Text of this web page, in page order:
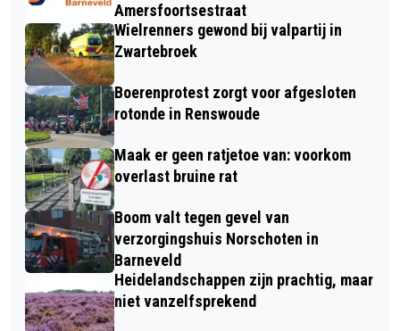
Amersfoortsestraat
Wielrenners gewond bij valpartij in
Zwartebroek
Boerenprotest zorgt voor afgesloten
rotonde in Renswoude
Maak er geen ratjetoe van: voorkom
overlast bruine rat
Boom valt tegen gevel van
verzorgingshuis Norschoten in
Barneveld
Heidelandschappen zijn prachtig, maar
niet vanzelfsprekend